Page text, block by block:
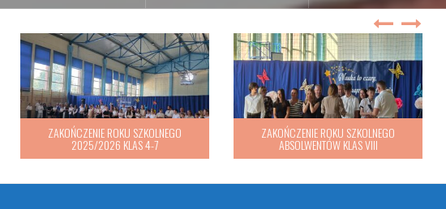
ZAKOŃCZENIE ROKU SZKOLNEGO
2025/2026 KLAS 1-3 ZAKOŃCZENIE ROKU SZKOLNEGO
2025/2026 KLAS 4-7